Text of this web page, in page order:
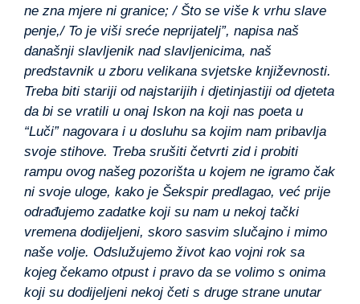
ne zna mjere ni granice; / Što se više k vrhu slave
penje,/ To je viši sreće neprijatelj”, napisa naš
današnji slavljenik nad slavljenicima, naš
predstavnik u zboru velikana svjetske književnosti.
Treba biti stariji od najstarijih i djetinjastiji od djeteta
da bi se vratili u onaj Iskon na koji nas poeta u
“Luči” nagovara i u dosluhu sa kojim nam pribavlja
svoje stihove. Treba srušiti četvrti zid i probiti
rampu ovog našeg pozorišta u kojem ne igramo čak
ni svoje uloge, kako je Šekspir predlagao, već prije
odrađujemo zadatke koji su nam u nekoj tački
vremena dodijeljeni, skoro sasvim slučajno i mimo
naše volje. Odslužujemo život kao vojni rok sa
kojeg čekamo otpust i pravo da se volimo s onima
koji su dodijeljeni nekoj četi s druge strane unutar